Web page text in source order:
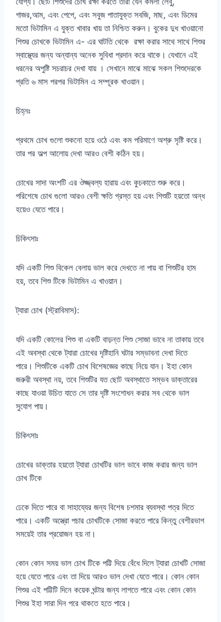
গাজর,আম, এবং পেপে, এবং সবুজ পাতাযুক্ত সবজি, মাছ, এবং ডিমের
মতো ভিটামিন এ যুক্ত খাবার খায় তা নিশ্চিত করুন। বুকের দুধ খাওয়ানো
শিশুর চোখকে ভিটামিন এ- এর ঘাটতি থেকে রক্ষা করার সাথে সাথে শিশুর
স্বাস্থ্যের জন্য অন্যান্য অনেক সুবিধা প্রদান করে থাকে। যেখানে এই
ধরনের অপুষ্টি সচরাচর দেখা যায় । সেখানে মাঝে মাঝে সকল শিশুদেরকে
প্রতি ৬ মাস পরপর ভিটামিন এ সম্পূরক খাওয়ান।
চিহ্নঃ
প্রথমে চোখ গুলো শুকনো হয়ে ওঠে এবং কম পরিমাণে অশ্রু সৃষ্টি করে।
তার পর অল্প আলোয় দেখা আরও বেশী কঠিন হয়।
চোখের সাদা অংশটি এর ঔজ্জ্বল্য হারায় এবং কুচকাতে শুরু করে।
পরিশেষে চোখ গুলো আরও বেশী ক্ষতি গ্রস্ত হয় এবং শিশুটি হয়তো অন্ধ
হয়েও যেতে পারে।
চিকিৎসাঃ
যদি একটি শিশু বিকেল বেলায় ভাল করে দেখতে না পায় বা শিশুটির হাম
হয়, তবে শিশু টিকে ভিটামিন এ খাওয়ান।
ট্যারা চোখ (স্ট্রাবিমাস):
যদি একটি কোলের শিশু বা একটি বাড়ন্ত শিশু সোজা ভাবে না তাকায় তবে
এই অবস্থা থেকে ট্যারা চোখের দৃষ্টিহানি ঘটার সম্ভাবনা দেখা দিতে
পারে। শিশুটিকে একটি চোখ বিশেষজ্ঞের কাছে নিয়ে যান। ইহা কোন
জরুরী অবস্থা নয়, তবে শিশুটির যত ছোট অবস্থাতে সম্ভব ডাক্তারের
কাছে যাওয়া উচিত যাতে সে তার দৃষ্টি সংশোধন করার সব থেকে ভাল
সুযোগ পায়।
চিকিৎসাঃ
চোখের ডাক্তার হয়তো ট্যারা চোখটির ভাল ভাবে কাজ করার জন্য ভাল
চোখ টিকে
ঢেকে দিতে পারে বা সাহায্যের জন্য বিশেষ চশমার ব্যবস্থা পত্র দিতে
পারে। একটি অস্ত্রো পচার চোখটিকে সোজা করতে পারে কিন্তু বেশীরভাগ
সময়েই তার প্রয়োজন হয় না।
কোন কোন সময় ভাল চোখ টিকে পট্টি দিয়ে বেঁধে দিলে ট্যারা চোখটি সোজা
হয়ে যেতে পারে এবং তা দিয়ে আরও ভাল দেখা যেতে পারে। কোন কোন
শিশুর এই পট্টিটি দিনে কয়েক ঘন্টার জন্য লাগতে পারে এবং কোন কোন
শিশুর ইহা সারা দিন পরে থাকতে হতে পারে।